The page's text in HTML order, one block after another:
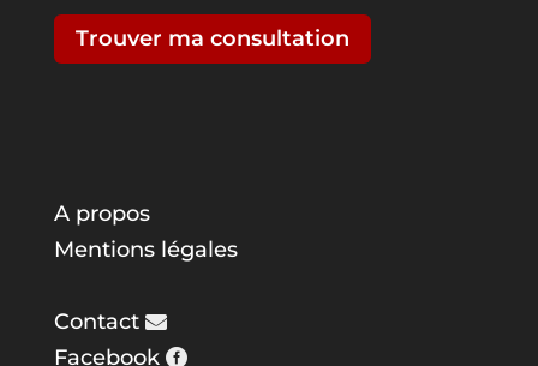
Trouver ma consultation
A propos
Mentions légales
Contact
Facebook